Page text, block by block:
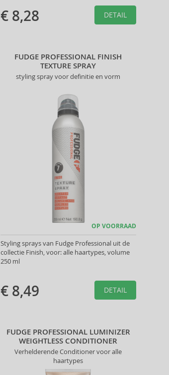
€ 8,28 DETAIL
FUDGE PROFESSIONAL FINISH
TEXTURE SPRAY
styling spray voor definitie en vorm
OP VOORRAAD
Styling sprays van Fudge Professional uit de
collectie Finish, voor: alle haartypes, volume
250 ml
€ 8,49 DETAIL
FUDGE PROFESSIONAL LUMINIZER
WEIGHTLESS CONDITIONER
Verhelderende Conditioner voor alle
haartypes